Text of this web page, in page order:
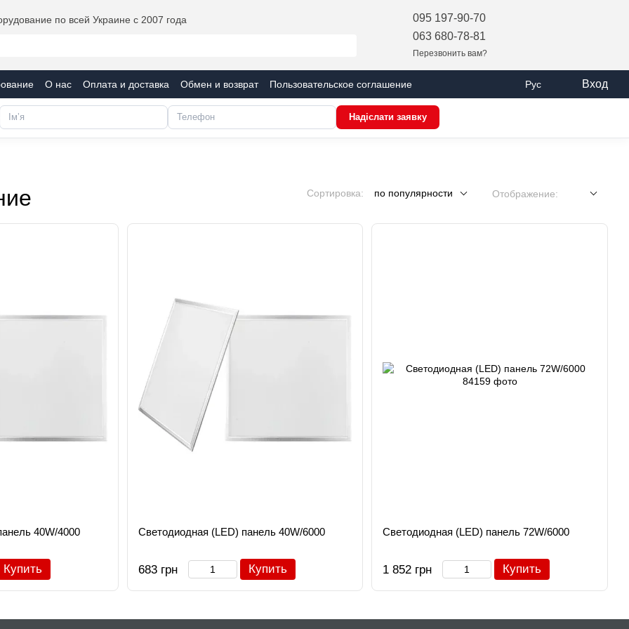
по всей Украине с 2007 года
095 197-90-70
063 680-78-81
Перезвонить вам?
О нас Оплата и доставка Обмен и возврат
Пользовательское соглашение
Блог
Рус Вход
Надіслати заявку
Сортировка: по популярности Отображение:
40W/4000
Купить
Светодиодная (LED) панель 40W/6000
683 грн Купить
Светодиодная (LED) панель 72W/6000
1 852 грн Купить